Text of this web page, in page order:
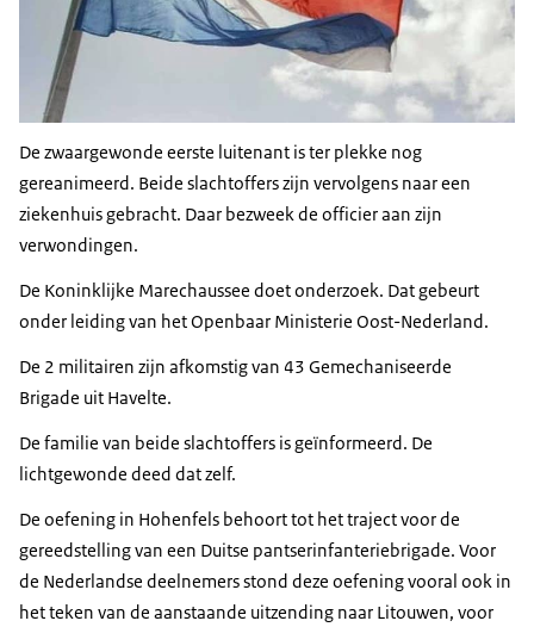
De zwaargewonde eerste luitenant is ter plekke nog
gereanimeerd. Beide slachtoffers zijn vervolgens naar een
ziekenhuis gebracht. Daar bezweek de officier aan zijn
verwondingen.
De Koninklijke Marechaussee doet onderzoek. Dat gebeurt
onder leiding van het Openbaar Ministerie Oost-Nederland.
De 2 militairen zijn afkomstig van 43 Gemechaniseerde
Brigade uit Havelte.
De familie van beide slachtoffers is geïnformeerd. De
lichtgewonde deed dat zelf.
De oefening in Hohenfels behoort tot het traject voor de
gereedstelling van een Duitse pantserinfanteriebrigade. Voor
de Nederlandse deelnemers stond deze oefening vooral ook in
het teken van de aanstaande uitzending naar Litouwen, voor